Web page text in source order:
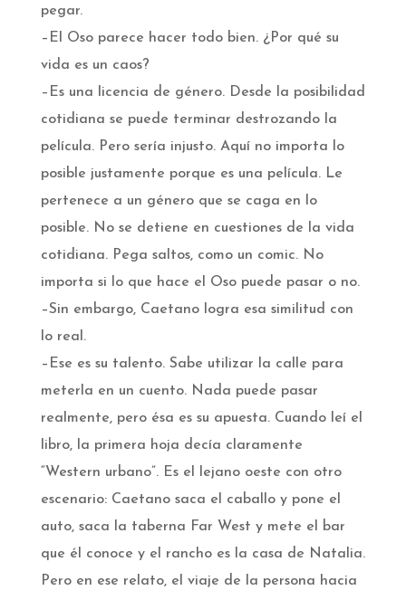
pegar.
–El Oso parece hacer todo bien. ¿Por qué su
vida es un caos?
–Es una licencia de género. Desde la posibilidad
cotidiana se puede terminar destrozando la
película. Pero sería injusto. Aquí no importa lo
posible justamente porque es una película. Le
pertenece a un género que se caga en lo
posible. No se detiene en cuestiones de la vida
cotidiana. Pega saltos, como un comic. No
importa si lo que hace el Oso puede pasar o no.
–Sin embargo, Caetano logra esa similitud con
lo real.
–Ese es su talento. Sabe utilizar la calle para
meterla en un cuento. Nada puede pasar
realmente, pero ésa es su apuesta. Cuando leí el
libro, la primera hoja decía claramente
“Western urbano”. Es el lejano oeste con otro
escenario: Caetano saca el caballo y pone el
auto, saca la taberna Far West y mete el bar
que él conoce y el rancho es la casa de Natalia.
Pero en ese relato, el viaje de la persona hacia